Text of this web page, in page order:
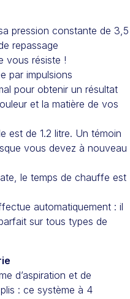
pression constante de 3,5
repassage
vous résiste !
par impulsions
pour obtenir un résultat
et la matière de vos
est de 1.2 litre. Un témoin
vous devez à nouveau
le temps de chauffe est
automatiquement : il
sur tous types de
d’aspiration et de
: ce système à 4